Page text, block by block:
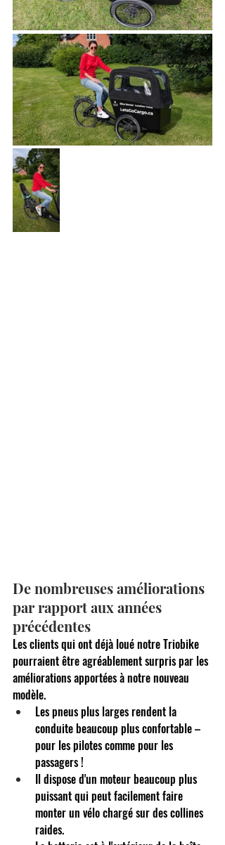
De nombreuses améliorations
par rapport aux années
précédentes
Les clients qui ont déjà loué notre Triobike
pourraient être agréablement surpris par les
améliorations apportées à notre nouveau
modèle.
Les pneus plus larges rendent la
conduite beaucoup plus confortable –
pour les pilotes comme pour les
passagers !
Il dispose d'un moteur beaucoup plus
puissant qui peut facilement faire
monter un vélo chargé sur des collines
raides.